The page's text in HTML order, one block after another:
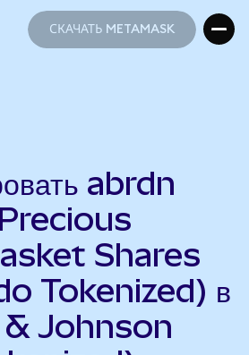
СКАЧАТЬ METAMASK
abrdn
Shares
Tokenized) в
Johnson